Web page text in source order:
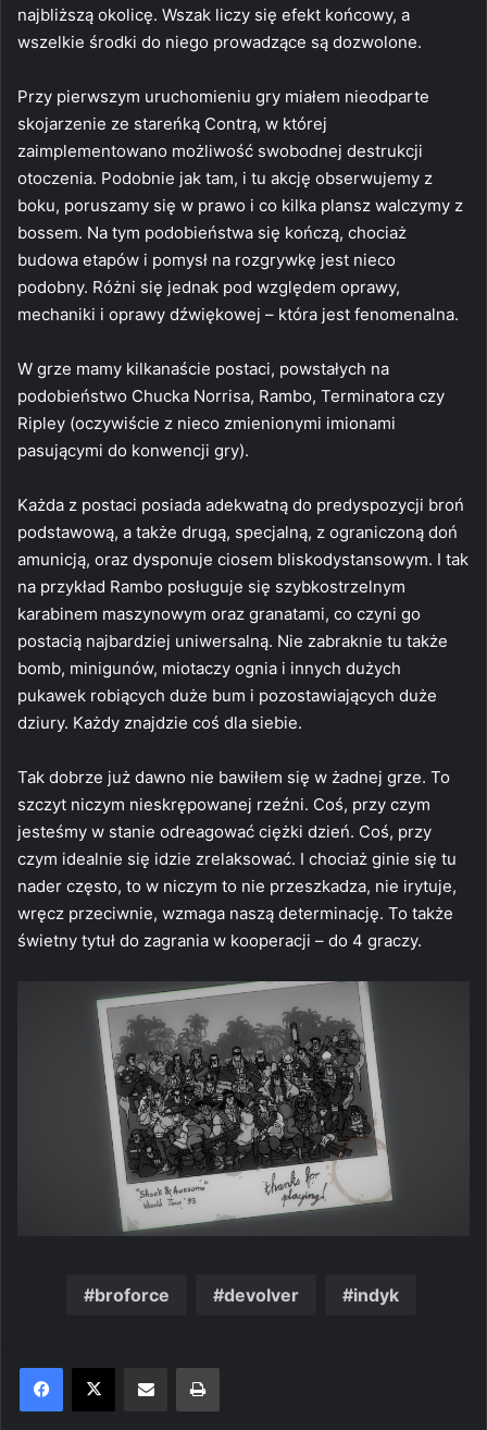
najbliższą okolicę. Wszak liczy się efekt końcowy, a
wszelkie środki do niego prowadzące są dozwolone.
Przy pierwszym uruchomieniu gry miałem nieodparte
skojarzenie ze stareńką Contrą, w której
zaimplementowano możliwość swobodnej destrukcji
otoczenia. Podobnie jak tam, i tu akcję obserwujemy z
boku, poruszamy się w prawo i co kilka plansz walczymy z
bossem. Na tym podobieństwa się kończą, chociaż
budowa etapów i pomysł na rozgrywkę jest nieco
podobny. Różni się jednak pod względem oprawy,
mechaniki i oprawy dźwiękowej – która jest fenomenalna.
W grze mamy kilkanaście postaci, powstałych na
podobieństwo Chucka Norrisa, Rambo, Terminatora czy
Ripley (oczywiście z nieco zmienionymi imionami
pasującymi do konwencji gry).
Każda z postaci posiada adekwatną do predyspozycji broń
podstawową, a także drugą, specjalną, z ograniczoną doń
amunicją, oraz dysponuje ciosem bliskodystansowym. I tak
na przykład Rambo posługuje się szybkostrzelnym
karabinem maszynowym oraz granatami, co czyni go
postacią najbardziej uniwersalną. Nie zabraknie tu także
bomb, minigunów, miotaczy ognia i innych dużych
pukawek robiących duże bum i pozostawiających duże
dziury. Każdy znajdzie coś dla siebie.
Tak dobrze już dawno nie bawiłem się w żadnej grze. To
szczyt niczym nieskrępowanej rzeźni. Coś, przy czym
jesteśmy w stanie odreagować ciężki dzień. Coś, przy
czym idealnie się idzie zrelaksować. I chociaż ginie się tu
nader często, to w niczym to nie przeszkadza, nie irytuje,
wręcz przeciwnie, wzmaga naszą determinację. To także
świetny tytuł do zagrania w kooperacji – do 4 graczy.
broforce devolver indyk